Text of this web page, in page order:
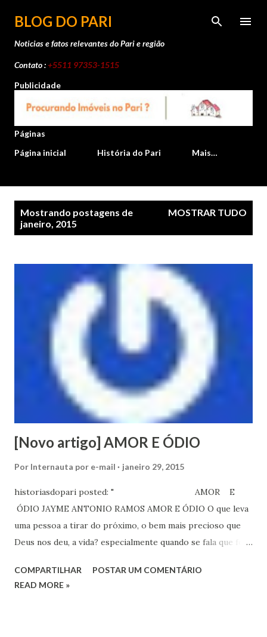
Pular para o conteúdo principal
BLOG DO PARI
Noticias e fatos relevantes do Pari e região
Contato :+5511 97353-1515
Publicidade
Páginas
Página inicial
História do Pari Mais…
Mostrando postagens de
janeiro, 2015
MOSTRAR TUDO
[Novo artigo] AMOR E ÓDIO
Por Internauta por e-mail janeiro 29, 2015
historiasdopari posted: " AMOR E
ÓDIO JAYME ANTONIO RAMOS AMOR E ÓDIO O que leva
uma pessoa a tirar do próximo, o bem mais precioso que
Deus nos deu, a vida? especialmente quando se fala que foi
by replying above this line New post on Histórias do Pari
COMPARTILHAR
POSTAR UM COMENTÁRIO
READ MORE »